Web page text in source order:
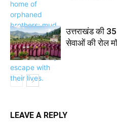
उत्तराखंड की 35
सेवाओं की रोल
LEAVE A REPLY